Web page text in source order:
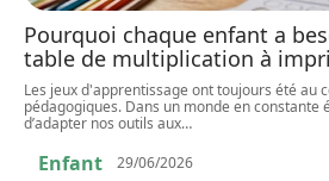
Pourquoi chaque enfant a
table de multiplication à
Les jeux d'apprentissage ont toujours été au
pédagogiques. Dans un monde en constante
d’adapter nos outils aux…
Enfant 29/06/2026